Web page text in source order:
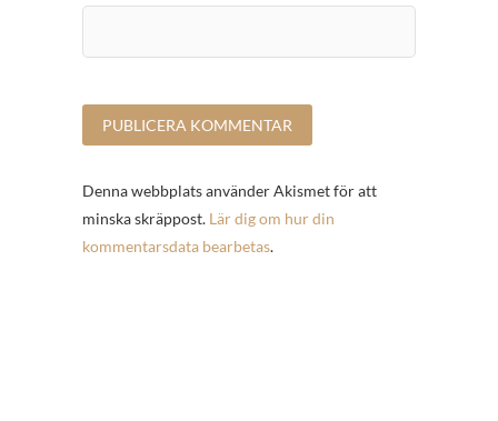
Denna webbplats använder Akismet för att
minska skräppost. Lär dig om hur din
kommentarsdata bearbetas.